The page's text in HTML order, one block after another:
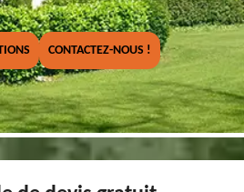
CONTACTEZ-NOUS !